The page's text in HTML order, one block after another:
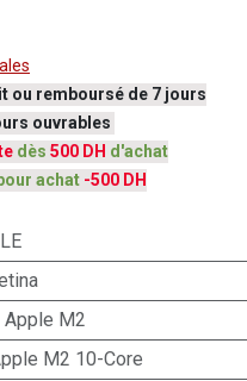
ou remboursé de 7 jours
ouvrables
dès 500 DH d'achat
achat -500 DH
Apple M2
M2 10-Core